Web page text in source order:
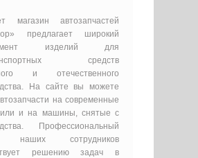
магазин автозапчастей
предлагает широкий
изделий для
средств
и отечественного
На сайте вы можете
на современные
и на машины, снятые с
Профессиональный
наших сотрудников
решению задач в